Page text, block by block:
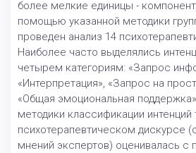
более мелкие единицы -
помощью указанной методики
проведен анализ 14
Наиболее часто выделялись
четырем категориям: «Запрос
«Интерпретация», «Запрос на
«Общая эмоциональная
методики классификации интенций
психотерапевтическом дискурсе
мнений экспертов) оценивалась